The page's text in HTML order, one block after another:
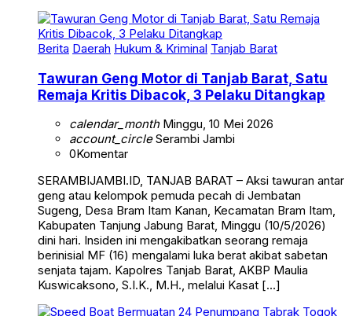
Berita Daerah Hukum & Kriminal Tanjab Barat
Tawuran Geng Motor di Tanjab Barat, Satu
Remaja Kritis Dibacok, 3 Pelaku Ditangkap
calendar_monthMinggu, 10 Mei 2026
account_circleSerambi Jambi
0Komentar
SERAMBIJAMBI.ID, TANJAB BARAT – Aksi tawuran antar
geng atau kelompok pemuda pecah di Jembatan
Sugeng, Desa Bram Itam Kanan, Kecamatan Bram Itam,
Kabupaten Tanjung Jabung Barat, Minggu (10/5/2026)
dini hari. Insiden ini mengakibatkan seorang remaja
berinisial MF (16) mengalami luka berat akibat sabetan
senjata tajam. Kapolres Tanjab Barat, AKBP Maulia
Kuswicaksono, S.I.K., M.H., melalui Kasat […]